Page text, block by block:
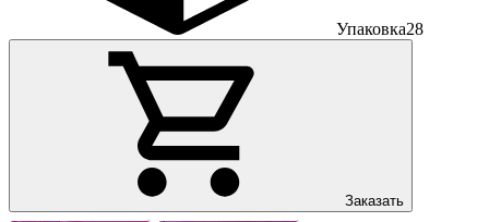
Упаковка28
Заказать